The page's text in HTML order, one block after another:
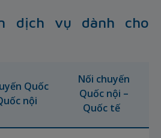
dịch vụ dành cho
Quốc
nội
Nối chuyến
Quốc nội –
Quốc tế